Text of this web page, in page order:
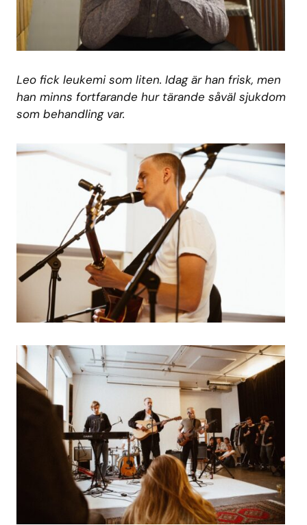
Leo fick leukemi som liten. Idag är han frisk, men
han minns fortfarande hur tärande såväl sjukdom
som behandling var.